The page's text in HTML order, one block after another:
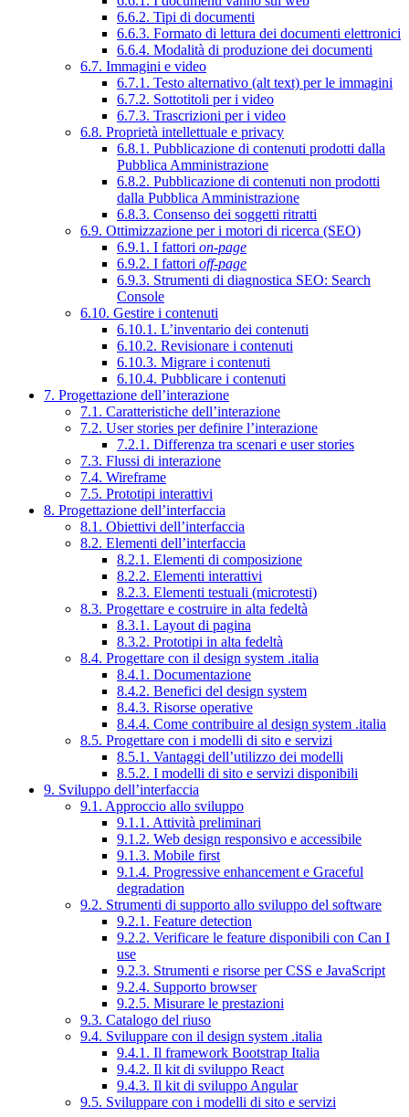
6.6.2. Tipi di documenti
6.6.3. Formato di lettura dei documenti elettronici
6.6.4. Modalità di produzione dei documenti
6.7. Immagini e video
6.7.1. Testo alternativo (alt text) per le immagini
6.7.2. Sottotitoli per i video
6.7.3. Trascrizioni per i video
6.8. Proprietà intellettuale e privacy
6.8.1. Pubblicazione di contenuti prodotti dalla
Pubblica Amministrazione
6.8.2. Pubblicazione di contenuti non prodotti
dalla Pubblica Amministrazione
6.8.3. Consenso dei soggetti ritratti
6.9. Ottimizzazione per i motori di ricerca (SEO)
6.9.1. I fattori on-page
6.9.2. I fattori off-page
6.9.3. Strumenti di diagnostica SEO: Search
Console
6.10. Gestire i contenuti
6.10.1. L’inventario dei contenuti
6.10.2. Revisionare i contenuti
6.10.3. Migrare i contenuti
6.10.4. Pubblicare i contenuti
7. Progettazione dell’interazione
7.1. Caratteristiche dell’interazione
7.2. User stories per definire l’interazione
7.2.1. Differenza tra scenari e user stories
7.3. Flussi di interazione
7.4. Wireframe
7.5. Prototipi interattivi
8. Progettazione dell’interfaccia
8.1. Obiettivi dell’interfaccia
8.2. Elementi dell’interfaccia
8.2.1. Elementi di composizione
8.2.2. Elementi interattivi
8.2.3. Elementi testuali (microtesti)
8.3. Progettare e costruire in alta fedeltà
8.3.1. Layout di pagina
8.3.2. Prototipi in alta fedeltà
8.4. Progettare con il design system .italia
8.4.1. Documentazione
8.4.2. Benefici del design system
8.4.3. Risorse operative
8.4.4. Come contribuire al design system .italia
8.5. Progettare con i modelli di sito e servizi
8.5.1. Vantaggi dell’utilizzo dei modelli
8.5.2. I modelli di sito e servizi disponibili
9. Sviluppo dell’interfaccia
9.1. Approccio allo sviluppo
9.1.1. Attività preliminari
9.1.2. Web design responsivo e accessibile
9.1.3. Mobile first
9.1.4. Progressive enhancement e Graceful
degradation
9.2. Strumenti di supporto allo sviluppo del software
9.2.1. Feature detection
9.2.2. Verificare le feature disponibili con Can I
use
9.2.3. Strumenti e risorse per CSS e JavaScript
9.2.4. Supporto browser
9.2.5. Misurare le prestazioni
9.3. Catalogo del riuso
9.4. Sviluppare con il design system .italia
9.4.1. Il framework Bootstrap Italia
9.4.2. Il kit di sviluppo React
9.4.3. Il kit di sviluppo Angular
9.5. Sviluppare con i modelli di sito e servizi